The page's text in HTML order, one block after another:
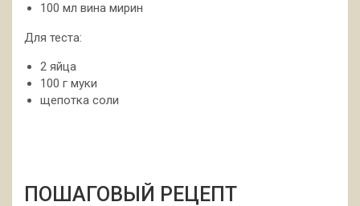
100 мл вина мирин
Для теста:
2 яйца
100 г муки
щепотка соли
ПОШАГОВЫЙ РЕЦЕПТ